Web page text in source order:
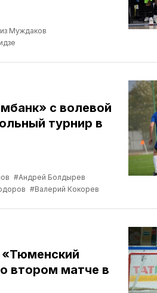
Муждаков
с волевой
турнир в
#Андрей Болдырев
#Валерий Кокорев
«Тюменский
втором матче в